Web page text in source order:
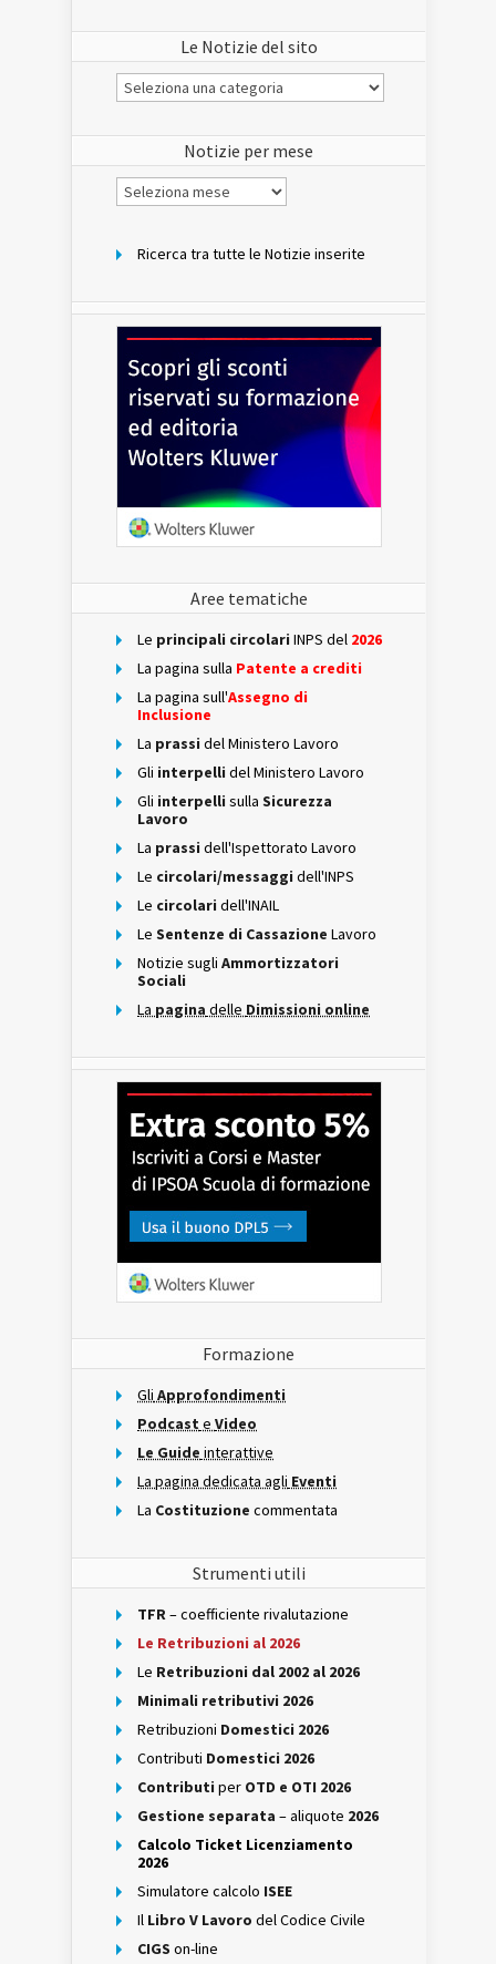
Le Notizie del sito
Le
Notizie
Notizie per mese
Notizie
per
Ricerca tra tutte le Notizie inserite
Aree tematiche
Le principali circolari INPS del 2026
La pagina sulla Patente a crediti
La pagina sull'Assegno di
Inclusione
La prassi del Ministero Lavoro
Gli interpelli del Ministero Lavoro
Gli interpelli sulla Sicurezza
Lavoro
La prassi dell'Ispettorato Lavoro
Le circolari/messaggi dell'INPS
Le circolari dell'INAIL
Le Sentenze di Cassazione Lavoro
Notizie sugli Ammortizzatori
Sociali
La pagina delle Dimissioni online
Formazione
Gli Approfondimenti
Podcast e Video
Le Guide interattive
La pagina dedicata agli Eventi
La Costituzione commentata
Strumenti utili
TFR– coefficiente rivalutazione
Le Retribuzioni al 2026
Le Retribuzioni dal 2002 al 2026
Minimali retributivi 2026
Retribuzioni Domestici 2026
Contributi Domestici 2026
Contributi per OTD e OTI 2026
Gestione separata – aliquote 2026
Calcolo Ticket Licenziamento
2026
Simulatore calcolo ISEE
Il Libro V Lavoro del Codice Civile
CIGS on-line